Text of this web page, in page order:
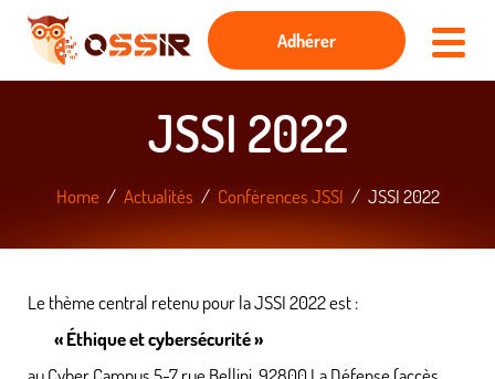
Adhérer
JSSI 2022
Home Actualités Conférences JSSI JSSI 2022
Le thème central retenu pour la JSSI 2022 est :
« Éthique et cybersécurité »